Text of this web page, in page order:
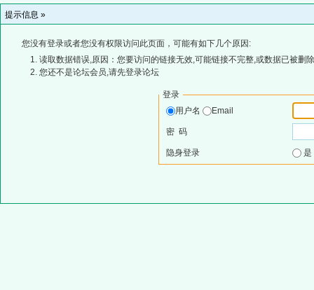
提示信息 »
您没有登录或者您没有权限访问此页面，可能有如下几个原因:
读取数据错误,原因：您要访问的链接无效,可能链接不完整,或数据已被删
您还不是论坛会员,请先登录论坛
登录
用户名
Email
密 码
隐身登录